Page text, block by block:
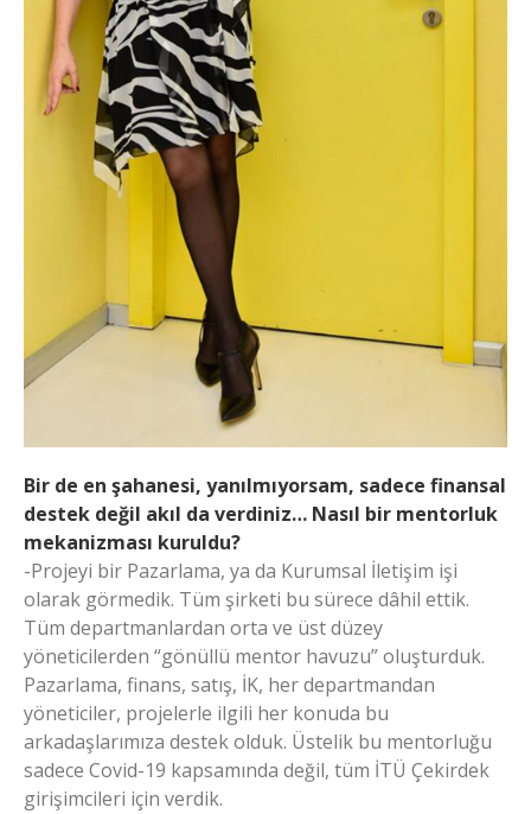
Bir de en şahanesi, yanılmıyorsam, sadece finansal
destek değil akıl da verdiniz… Nasıl bir mentorluk
mekanizması kuruldu?
-Projeyi bir Pazarlama, ya da Kurumsal İletişim işi
olarak görmedik. Tüm şirketi bu sürece dâhil ettik.
Tüm departmanlardan orta ve üst düzey
yöneticilerden “gönüllü mentor havuzu” oluşturduk.
Pazarlama, finans, satış, İK, her departmandan
yöneticiler, projelerle ilgili her konuda bu
arkadaşlarımıza destek olduk. Üstelik bu mentorluğu
sadece Covid-19 kapsamında değil, tüm İTÜ Çekirdek
girişimcileri için verdik.